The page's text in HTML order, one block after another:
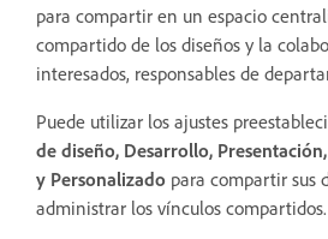
para compartir en un espacio
compartido de los diseños y la
interesados, responsables de
Puede utilizar los ajustes
de diseño, Desarrollo,
y Personalizado para compartir sus
administrar los vínculos compartidos.